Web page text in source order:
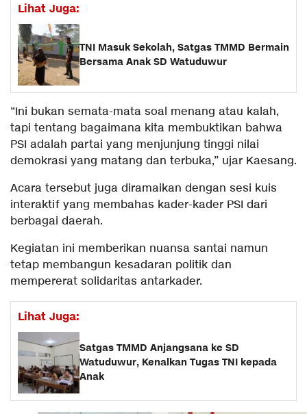
Lihat Juga:
TNI Masuk Sekolah, Satgas TMMD Bermain
Bersama Anak SD Watuduwur
“Ini bukan semata-mata soal menang atau kalah,
tapi tentang bagaimana kita membuktikan bahwa
PSI adalah partai yang menjunjung tinggi nilai
demokrasi yang matang dan terbuka,” ujar Kaesang.
Acara tersebut juga diramaikan dengan sesi kuis
interaktif yang membahas kader-kader PSI dari
berbagai daerah.
Kegiatan ini memberikan nuansa santai namun
tetap membangun kesadaran politik dan
mempererat solidaritas antarkader.
Lihat Juga:
Satgas TMMD Anjangsana ke SD
Watuduwur, Kenalkan Tugas TNI kepada
Anak